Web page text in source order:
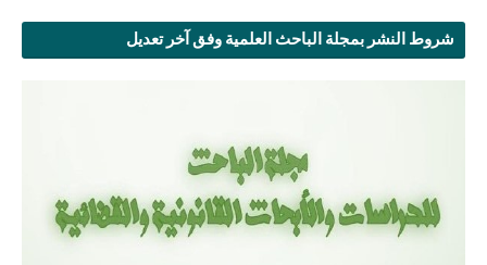
شروط النشر بمجلة الباحث العلمية وفق آخر تعديل